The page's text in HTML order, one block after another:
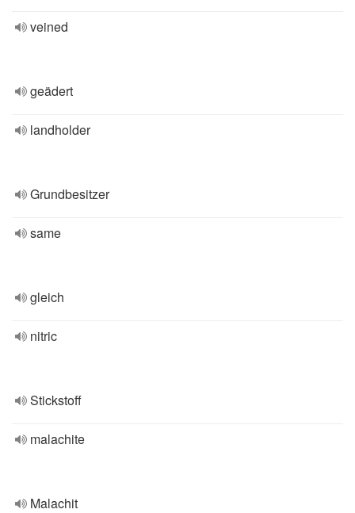
veined
geädert
landholder
Grundbesitzer
same
gleich
nitric
Stickstoff
malachite
Malachit